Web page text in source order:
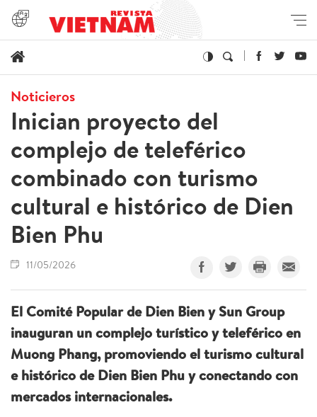
Noticieros
Inician proyecto del
complejo de teleférico
combinado con turismo
cultural e histórico de Dien
Bien Phu
11/05/2026
El Comité Popular de Dien Bien y Sun Group
inauguran un complejo turístico y teleférico en
Muong Phang, promoviendo el turismo cultural
e histórico de Dien Bien Phu y conectando con
mercados internacionales.